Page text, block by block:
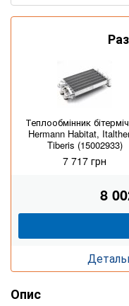
Теплообмінник
Hermann Habitat,
Tiberis (15002933)
7 717 грн
8
Опис